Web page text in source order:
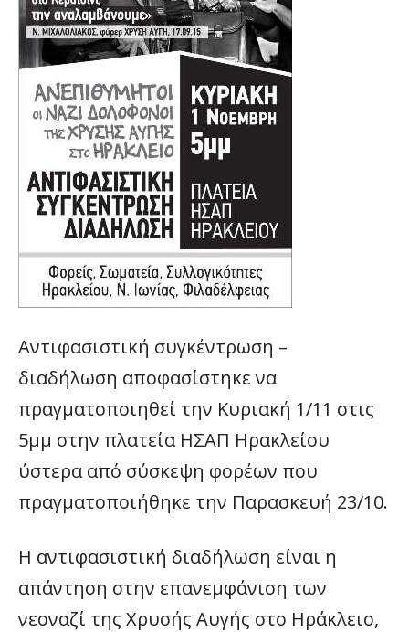
Αντιφασιστική συγκέντρωση –
διαδήλωση αποφασίστηκε να
πραγματοποιηθεί την Κυριακή 1/11 στις
5μμ στην πλατεία ΗΣΑΠ Ηρακλείου
ύστερα από σύσκεψη φορέων που
πραγματοποιήθηκε την Παρασκευή 23/10.
Η αντιφασιστική διαδήλωση είναι η
απάντηση στην επανεμφάνιση των
νεοναζί της Χρυσής Αυγής στο Ηράκλειο,